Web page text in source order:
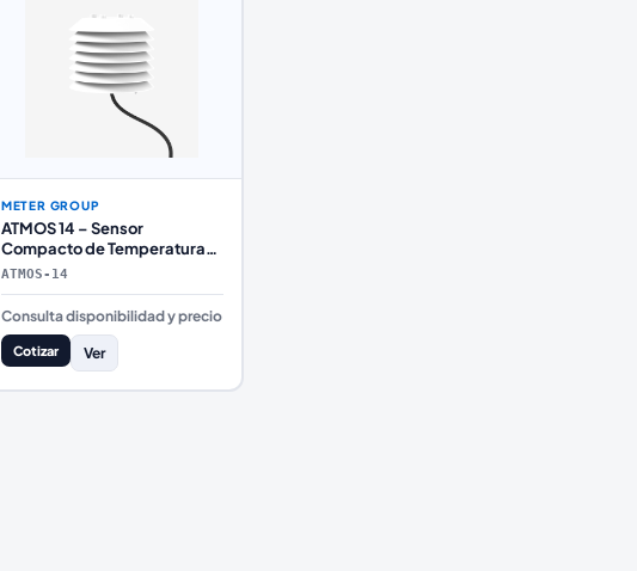
METER GROUP
ATMOS 14 – Sensor
Compacto de Temperatura,
Humedad y Presión
ATMOS-14
Consulta disponibilidad y precio
Cotizar Ver